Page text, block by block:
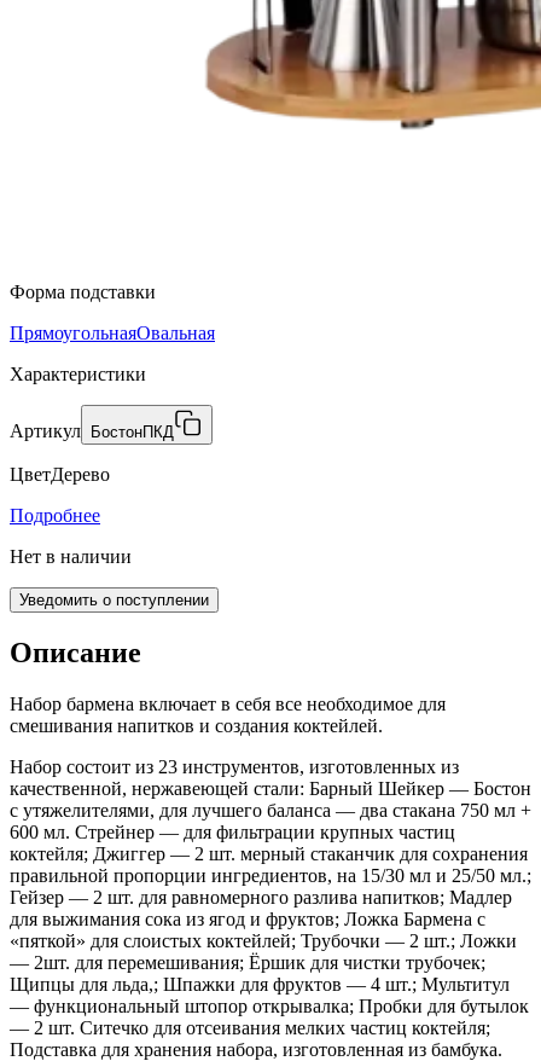
Форма подставки
ПрямоугольнаяОвальная
Характеристики
Артикул БостонПКД
ЦветДерево
Подробнее
Нет в наличии
Уведомить о поступлении
Описание
Набор бармена включает в себя все необходимое для
смешивания напитков и создания коктейлей.
Набор состоит из 23 инструментов, изготовленных из
качественной, нержавеющей стали: Барный Шейкер — Бостон
с утяжелителями, для лучшего баланса — два стакана 750 мл +
600 мл. Стрейнер — для фильтрации крупных частиц
коктейля; Джиггер — 2 шт. мерный стаканчик для сохранения
правильной пропорции ингредиентов, на 15/30 мл и 25/50 мл.;
Гейзер — 2 шт. для равномерного разлива напитков; Мадлер
для выжимания сока из ягод и фруктов; Ложка Бармена с
«пяткой» для слоистых коктейлей; Трубочки — 2 шт.; Ложки
— 2шт. для перемешивания; Ёршик для чистки трубочек;
Щипцы для льда,; Шпажки для фруктов — 4 шт.; Мультитул
— функциональный штопор открывалка; Пробки для бутылок
— 2 шт. Ситечко для отсеивания мелких частиц коктейля;
Подставка для хранения набора, изготовленная из бамбука.